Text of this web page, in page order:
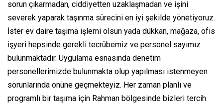
sorun çıkarmadan, ciddiyetten uzaklaşmadan ve işini
severek yaparak taşınma sürecini en iyi şekilde yönetiyoruz.
İster ev daire taşıma işlemi olsun yada dükkan, mağaza, ofis
işyeri hepsinde gerekli tecrübemiz ve personel sayımız
bulunmaktadır. Uygulama esnasında denetim
personellerimizde bulunmakta olup yapılması istenmeyen
sorunlarında önüne geçmekteyiz. Her zaman planlı ve
programlı bir taşıma için Rahman bölgesinde bizleri tercih